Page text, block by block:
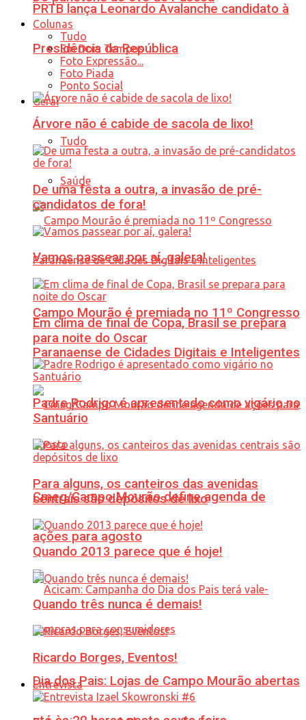
PRTB lança Leonardo Avalanche candidato à
Presidência da República
Geral
Tudo
Saúde
Campo Mourão é premiada no 11º Congresso
Paranaense de Cidades Digitais e Inteligentes
Cmeg/Campo Mourão define agenda de
ações para agosto
Dia dos Pais: Lojas de Campo Mourão abertas
Colunas
Tudo
Em Dois Tempos
Foto Expressão...
Foto Piada
Ponto Social
Árvore não é cabide de sacola de lixo!
De uma festa a outra, a invasão de pré-
candidatos de fora!
Vamos passear por aí, galera!
Em clima de final de Copa, Brasil se prepara
para noite do Oscar
Padre Rodrigo é apresentado como vigário no
Santuário
Para alguns, os canteiros das avenidas
centrais são depósitos de lixo
Quando 2013 parece que é hoje!
Quando três nunca é demais!
Ricardo Borges, Eventos!
Entrevista